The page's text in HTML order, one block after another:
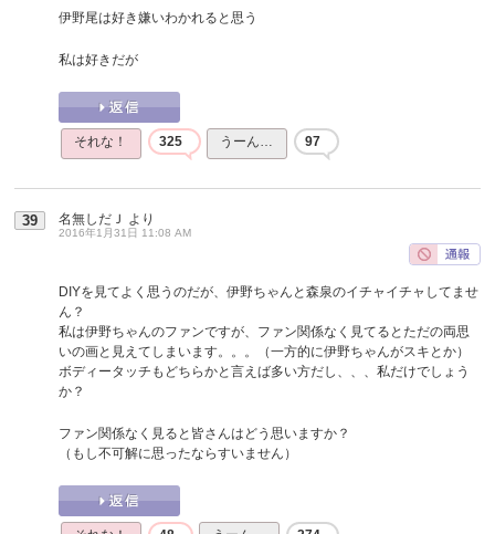
伊野尾は好き嫌いわかれると思う
私は好きだが
それな！ 325 うーん… 97
39 名無しだＪ より
2016年1月31日 11:08 AM
DIYを見てよく思うのだが、伊野ちゃんと森泉のイチャイチャしてませ
ん？
私は伊野ちゃんのファンですが、ファン関係なく見てるとただの両思
いの画と見えてしまいます。。。（一方的に伊野ちゃんがスキとか）
ボディータッチもどちらかと言えば多い方だし、、、私だけでしょう
か？
ファン関係なく見ると皆さんはどう思いますか？
（もし不可解に思ったならすいません）